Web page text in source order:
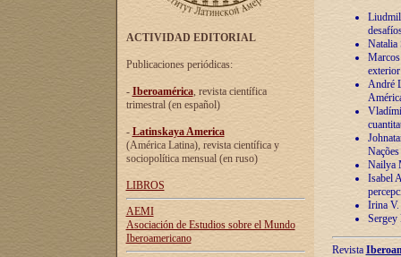
ACTIVIDAD EDITORIAL
Publicaciones periódicas:
- Iberoamérica, revista científica
trimestral (en español)
- Latinskaya America
(América Latina), revista científica y
sociopolítica mensual (en ruso)
LIBROS
AEMI
Asociación de Estudios sobre el Mundo
Iberoamericano
Natalia
André
Nailya
Isabel
Irina V.
Sergey
Revista